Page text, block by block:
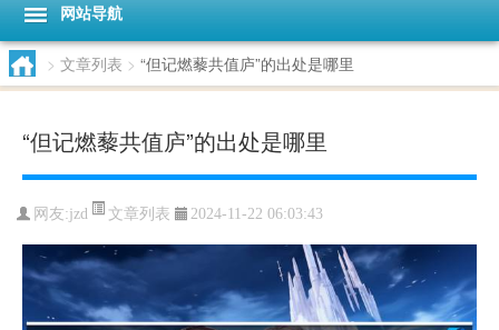
网站导航
> 文章列表 > “但记燃藜共值庐”的出处是哪里
“但记燃藜共值庐”的出处是哪里
网友:jzd 文章列表 2024-11-22 06:03:43